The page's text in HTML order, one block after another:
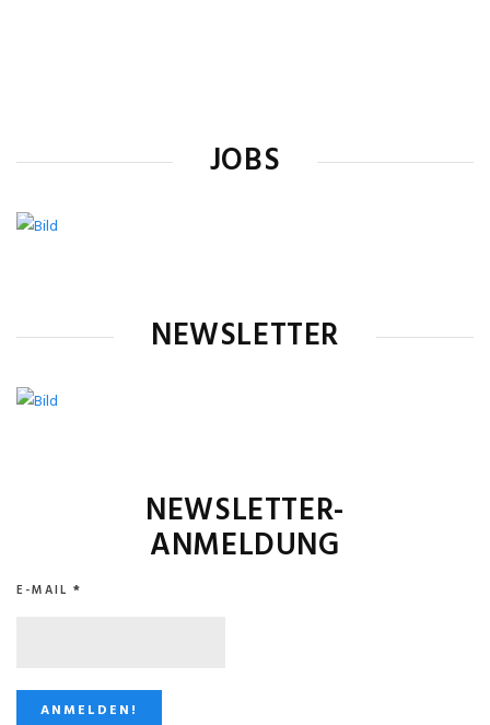
JOBS
NEWSLETTER
NEWSLETTER-
ANMELDUNG
E-MAIL *